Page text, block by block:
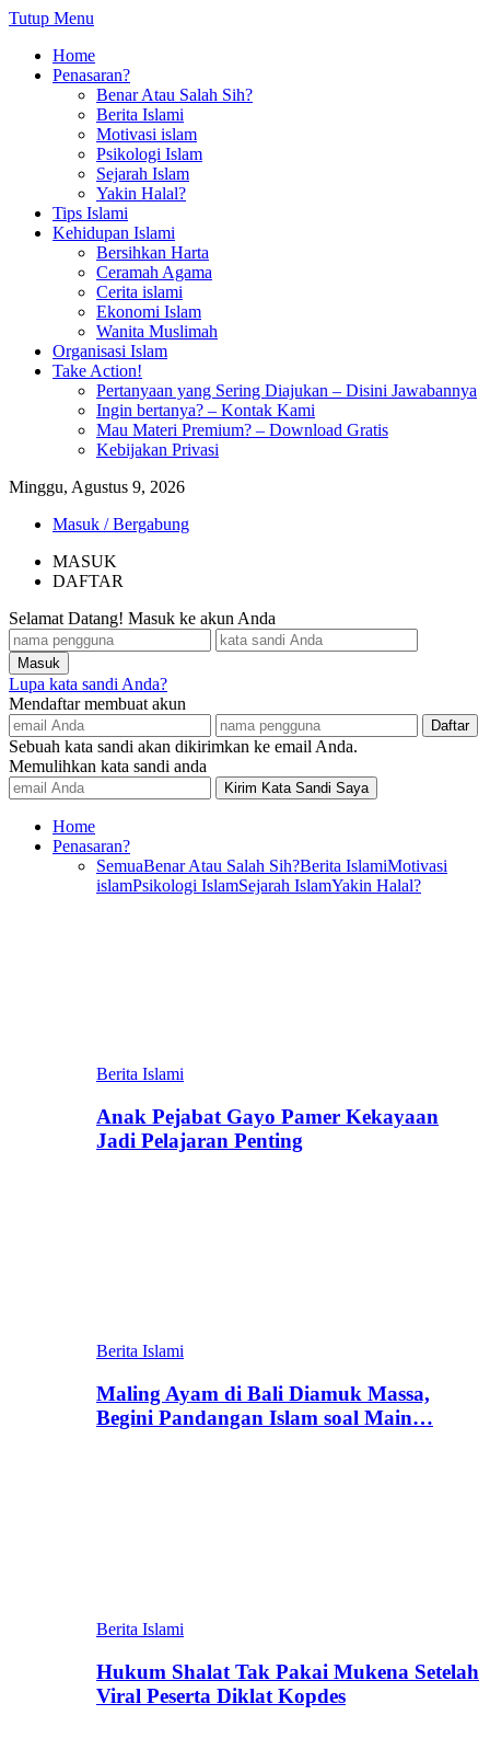
Tutup Menu
Home
Penasaran?
Benar Atau Salah Sih?
Berita Islami
Motivasi islam
Psikologi Islam
Sejarah Islam
Yakin Halal?
Tips Islami
Kehidupan Islami
Bersihkan Harta
Ceramah Agama
Cerita islami
Ekonomi Islam
Wanita Muslimah
Organisasi Islam
Take Action!
Pertanyaan yang Sering Diajukan – Disini Jawabannya
Ingin bertanya? – Kontak Kami
Mau Materi Premium? – Download Gratis
Kebijakan Privasi
Minggu, Agustus 9, 2026
Masuk / Bergabung
MASUK
DAFTAR
Selamat Datang! Masuk ke akun Anda
Lupa kata sandi Anda?
Mendaftar membuat akun
Sebuah kata sandi akan dikirimkan ke email Anda.
Memulihkan kata sandi anda
Home
Penasaran?
SemuaBenar Atau Salah Sih?Berita IslamiMotivasi
islamPsikologi IslamSejarah IslamYakin Halal?
Berita Islami
Anak Pejabat Gayo Pamer Kekayaan
Jadi Pelajaran Penting
Berita Islami
Maling Ayam di Bali Diamuk Massa,
Begini Pandangan Islam soal Main…
Berita Islami
Hukum Shalat Tak Pakai Mukena Setelah
Viral Peserta Diklat Kopdes